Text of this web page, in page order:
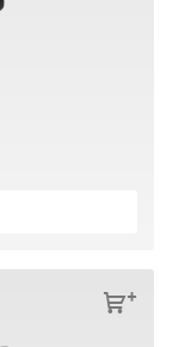
s